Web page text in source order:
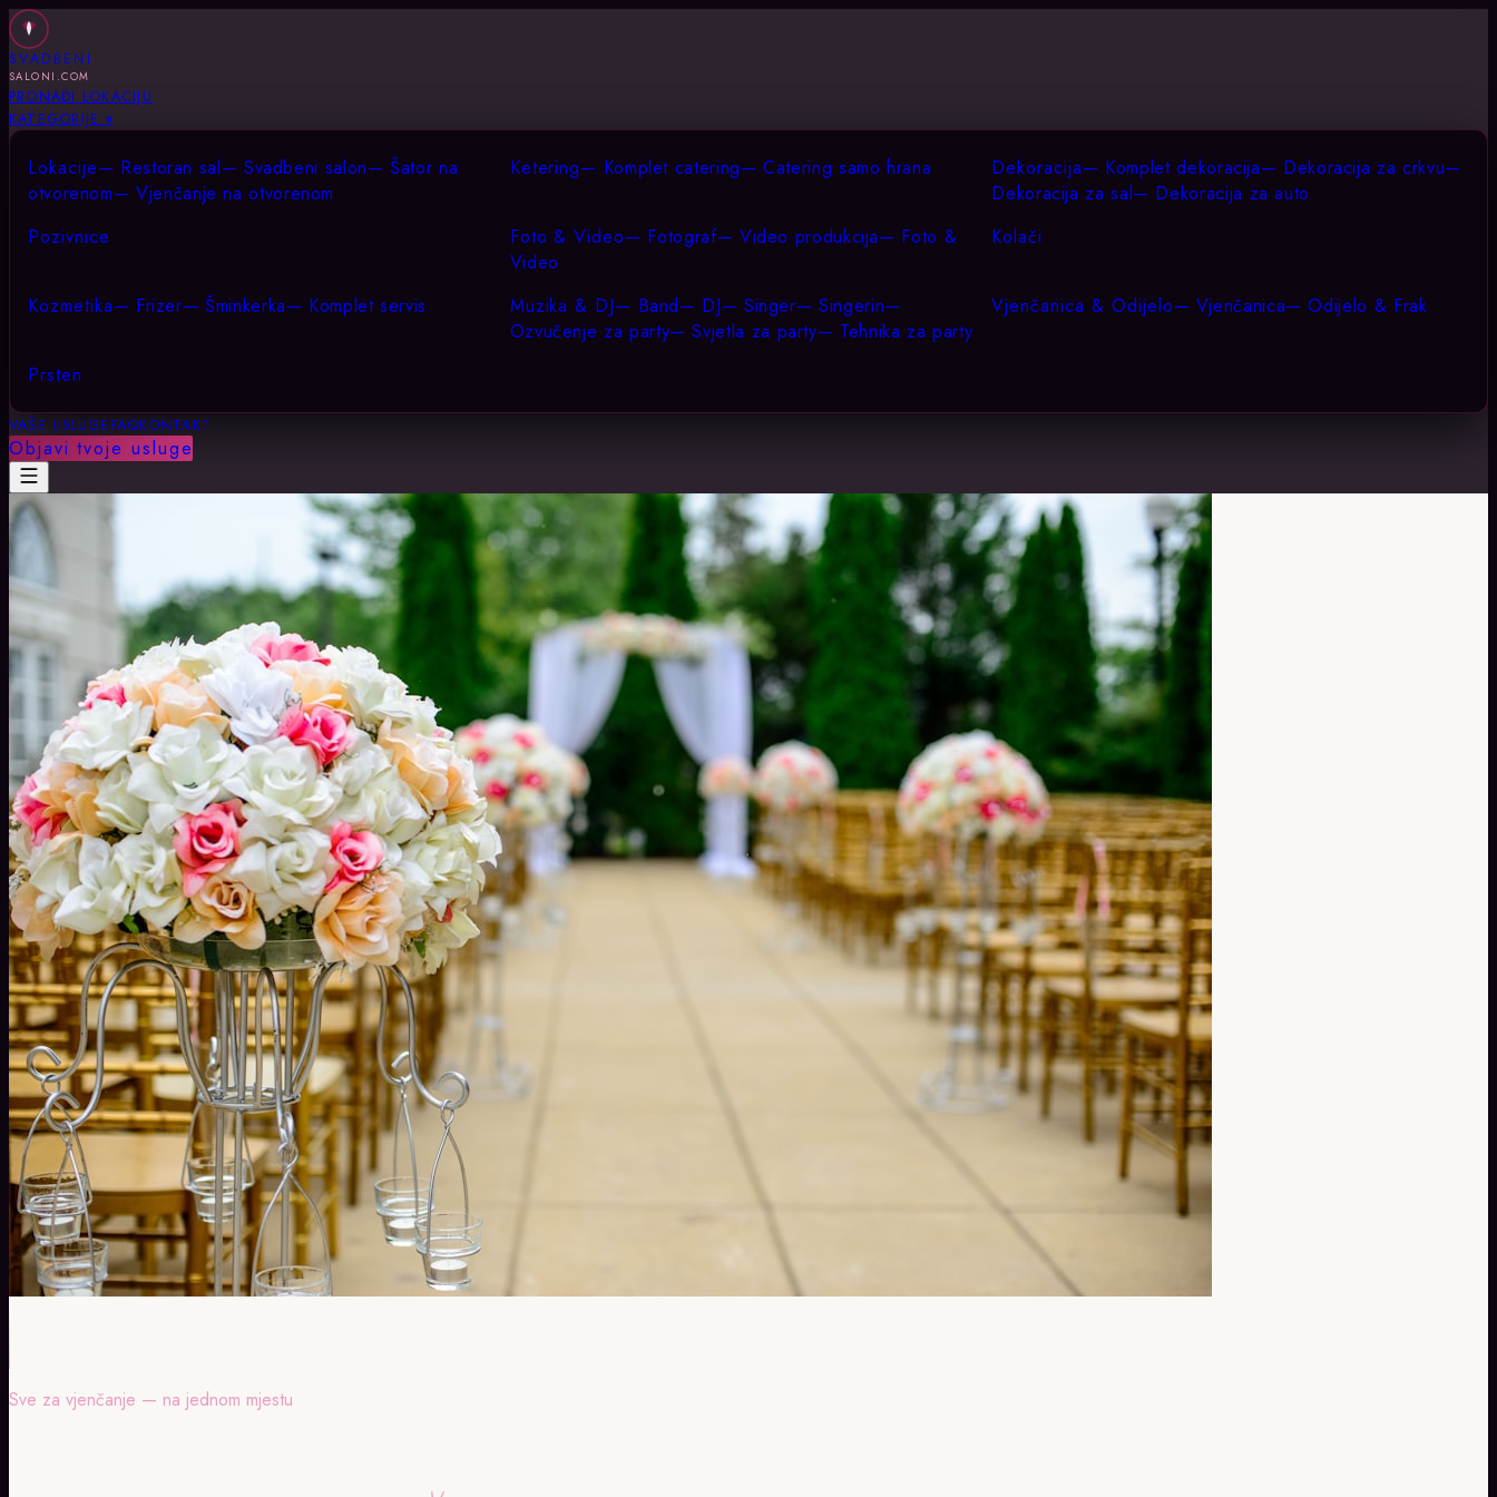
SVADBENI
SALONI.COM
PRONAĐI LOKACIJU
KATEGORIJE ▾
Lokacije— Restoran sal— Svadbeni salon—Šator na
otvorenom—Vjenčanje na otvorenom
Ketering— Komplet catering—Catering samo hrana Dekoracija— Komplet dekoracija— Dekoracija za crkvu—
Dekoracija za sal— Dekoracija za auto
Pozivnice
Foto & Video— Fotograf— Video produkcija— Foto &
Video
Kolači
Kozmetika— Frizer—Šminkerka— Komplet servis Muzika & DJ— Band— DJ— Singer—Singerin—
Ozvučenje za party—Svjetla za party— Tehnika za party
Vjenčanica & Odijelo— Vjenčanica—Odijelo & Frak
Prsten
VAŠE USLUGEFAQKONTAKT
Objavi tvoje usluge
Sve za vjenčanje — na jednom mjestu